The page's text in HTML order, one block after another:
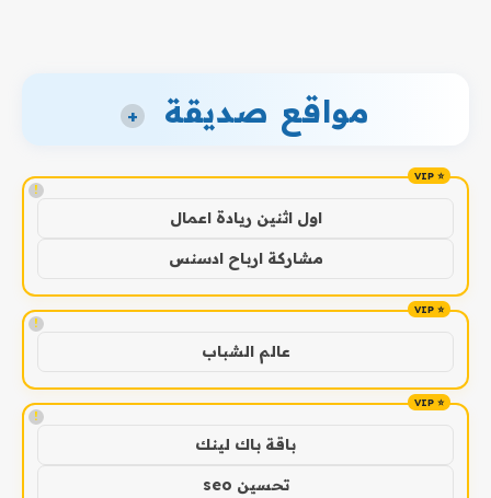
مواقع صديقة +
!
اول اثنين ريادة اعمال
مشاركة ارباح ادسنس
!
عالم الشباب
!
باقة باك لينك
تحسين seo